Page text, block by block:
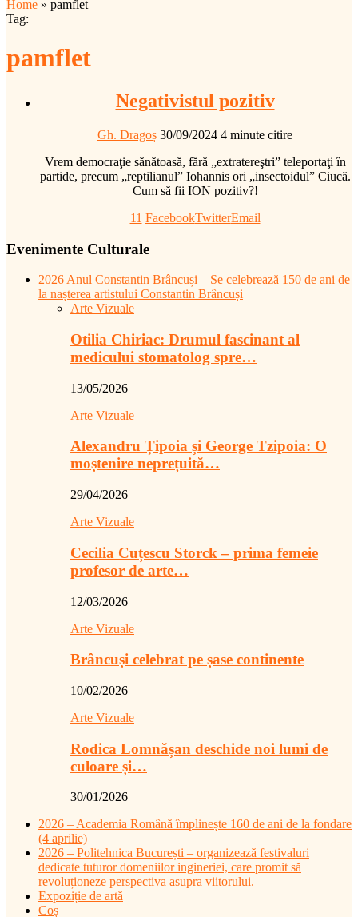
Home » pamflet
Tag:
pamflet
Negativistul pozitiv
Gh. Dragoș 30/09/2024 4 minute citire
Vrem democraţie sănătoasă, fără „extratereştri” teleportaţi în
partide, precum „reptilianul” Iohannis ori „insectoidul” Ciucă.
Cum să fii ION pozitiv?!
11 FacebookTwitterEmail
Evenimente Culturale
2026 Anul Constantin Brâncuși – Se celebrează 150 de ani de
la nașterea artistului Constantin Brâncuși
Arte Vizuale
Otilia Chiriac: Drumul fascinant al
medicului stomatolog spre…
13/05/2026
Arte Vizuale
Alexandru Țipoia și George Tzipoia: O
moștenire neprețuită…
29/04/2026
Arte Vizuale
Cecilia Cuțescu Storck – prima femeie
profesor de arte…
12/03/2026
Arte Vizuale
Brâncuși celebrat pe șase continente
10/02/2026
Arte Vizuale
Rodica Lomnășan deschide noi lumi de
culoare și…
30/01/2026
2026 – Academia Română împlinește 160 de ani de la fondare
(4 aprilie)
2026 – Politehnica București – organizează festivaluri
dedicate tuturor domeniilor ingineriei, care promit să
revoluționeze perspectiva asupra viitorului.
Expoziție de artă
Coș